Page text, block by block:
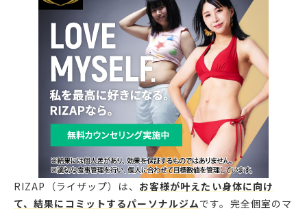
RIZAP（ライザップ）は、 お客様が叶えたい身体に向け
て、結果にコミットするパーソナルジムです。完全個室のマ